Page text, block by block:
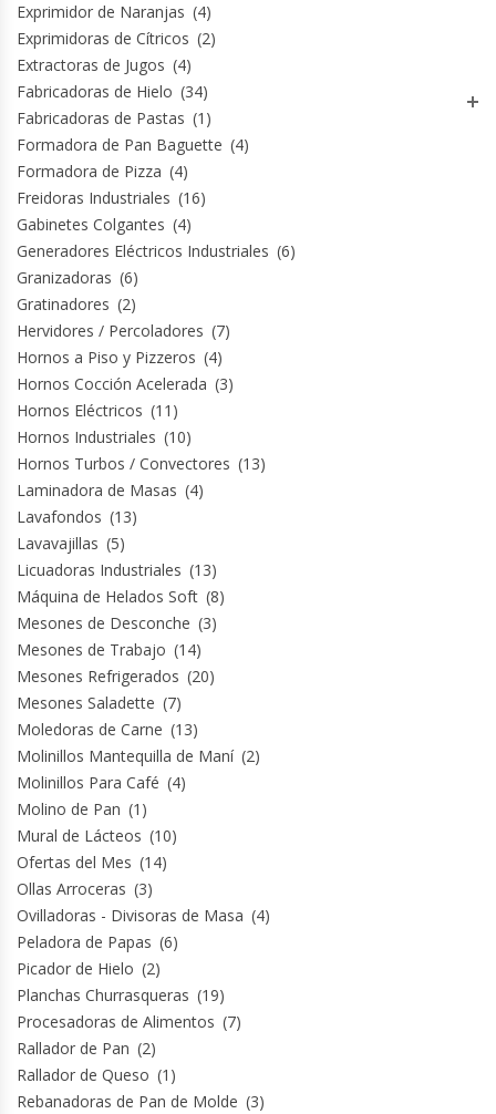
Revolvedoras De Masas
Roller Hot Dog
Salseras
Selladoras
Selladoras Al Vacío
Shawarmas
Sin Categoría
Sobadoras
Sushi Case
Termos
Tostadoras De Pan
Vitrinas Carniceras
Vitrinas Pasteleras
Vitrinas Refrigeradas
Exprimidor de Naranjas (4)
Exprimidoras de Cítricos (2)
Extractoras de Jugos (4)
Fabricadoras de Hielo (34)
Fabricadoras de Pastas (1)
Formadora de Pan Baguette (4)
Formadora de Pizza (4)
Freidoras Industriales (16)
Gabinetes Colgantes (4)
Generadores Eléctricos Industriales (6)
Granizadoras (6)
Gratinadores (2)
Hervidores / Percoladores (7)
Hornos a Piso y Pizzeros (4)
Hornos Cocción Acelerada (3)
Hornos Eléctricos (11)
Hornos Industriales (10)
Hornos Turbos / Convectores (13)
Laminadora de Masas (4)
Lavafondos (13)
Lavavajillas (5)
Licuadoras Industriales (13)
Máquina de Helados Soft (8)
Mesones de Desconche (3)
Mesones de Trabajo (14)
Mesones Refrigerados (20)
Mesones Saladette (7)
Moledoras de Carne (13)
Molinillos Mantequilla de Maní (2)
Molinillos Para Café (4)
Molino de Pan (1)
Mural de Lácteos (10)
Ofertas del Mes (14)
Ollas Arroceras (3)
Ovilladoras - Divisoras de Masa (4)
Peladora de Papas (6)
Picador de Hielo (2)
Planchas Churrasqueras (19)
Procesadoras de Alimentos (7)
Rallador de Pan (2)
Rallador de Queso (1)
Rebanadoras de Pan de Molde (3)